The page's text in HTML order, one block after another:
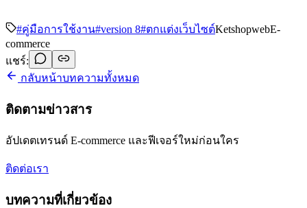
#คู่มือการใช้งาน#version 8#ตกแต่งเว็บไซต์KetshopwebE-
commerce
แชร์:
กลับหน้าบทความทั้งหมด
ติดตามข่าวสาร
อัปเดตเทรนด์ E-commerce และฟีเจอร์ใหม่ก่อนใคร
ติดต่อเรา
บทความที่เกี่ยวข้อง